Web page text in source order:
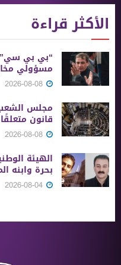
الأكثر قراءة
“بي بي سي”
مسؤولي
قانون متعلقًا
الهيئة
بحرة وابنه